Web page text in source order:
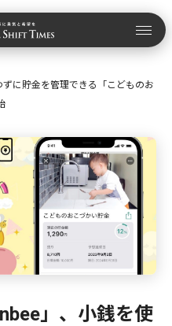
に貯金を管理できる「こどものお
」、小銭を使